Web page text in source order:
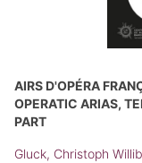
AIRS D'OPÉRA
OPERATIC ARIAS,
PART
Gluck, Christoph